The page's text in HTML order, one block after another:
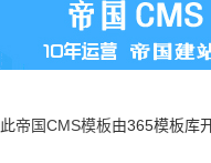
此帝国CMS模板由365模板库